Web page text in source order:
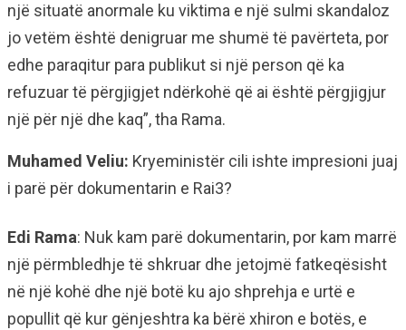
një situatë anormale ku viktima e një sulmi skandaloz
jo vetëm është denigruar me shumë të pavërteta, por
edhe paraqitur para publikut si një person që ka
refuzuar të përgjigjet ndërkohë që ai është përgjigjur
një për një dhe kaq”, tha Rama.
Muhamed Veliu: Kryeministër cili ishte impresioni juaj
i parë për dokumentarin e Rai3?
Edi Rama: Nuk kam parë dokumentarin, por kam marrë
një përmbledhje të shkruar dhe jetojmë fatkeqësisht
në një kohë dhe një botë ku ajo shprehja e urtë e
popullit që kur gënjeshtra ka bërë xhiron e botës, e